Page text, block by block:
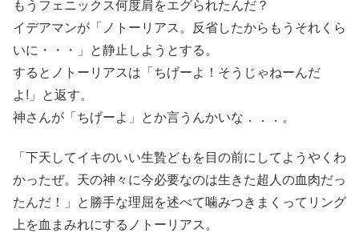
もうフェニックス何度肩をエグられたんだ？
イデアマンが「ノトーリアス。反省したからもうそれくら
いに・・・」と静止しようとする。
するとノトーリアスは「ちげーよ！そうじゃねーんだ
よ!」と返す。
神さんが「ちげーよ」とか言うんかいな．．．。
「下天してイキのいい生贄どもを目の前にしてようやくわ
かったぜ。天の神々に今必要なのは生きた超人の血肉だっ
たんだ！」と勝手な理屈を述べて噛みつきまくってリング
上を血まみれにするノトーリアス。